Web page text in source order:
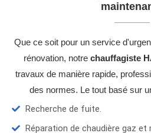
Que ce soit pour un service
rénovation, notre chauffagiste
travaux de manière rapide,
des normes. Le tout basé sur
Recherche de fuite.
Réparation de chaudière gaz et